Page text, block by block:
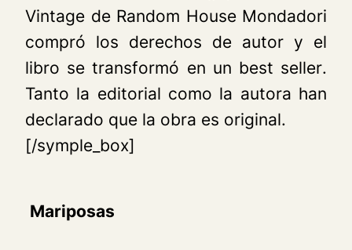
Vintage de Random House Mondadori
compró los derechos de autor y el
libro se transformó en un best seller.
Tanto la editorial como la autora han
declarado que la obra es original.
[/symple_box]
Mariposas